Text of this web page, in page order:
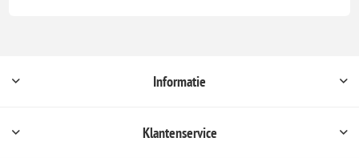
Informatie
Klantenservice